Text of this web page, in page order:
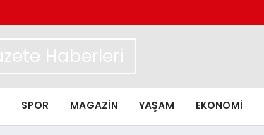
Haberleri
SPOR MAGAZIN YAŞAM EKONOMI